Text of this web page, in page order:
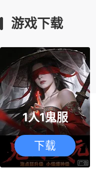
游戏下载
1人1鬼服
下载